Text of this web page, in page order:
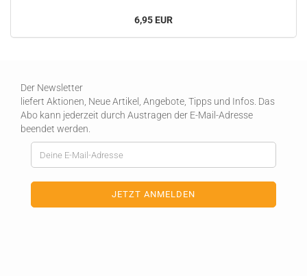
6,95 EUR
Der Newsletter
liefert Aktionen, Neue Artikel, Angebote, Tipps und Infos. Das
Abo kann jederzeit durch Austragen der E-Mail-Adresse
beendet werden.